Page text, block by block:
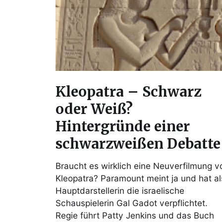
Kleopatra – Schwarz
oder Weiß?
Hintergründe einer
schwarzweißen Debatte
Braucht es wirklich eine Neuverfilmung
Kleopatra? Paramount meint ja und hat
Hauptdarstellerin die israelische
Schauspielerin Gal Gadot verpflichtet.
Regie führt Patty Jenkins und das Buch